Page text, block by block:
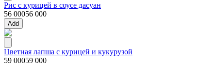
Рис с курицей в соусе дасуан
56 00056 000
Add
Цветная лапша с курицей и кукурузой
59 00059 000